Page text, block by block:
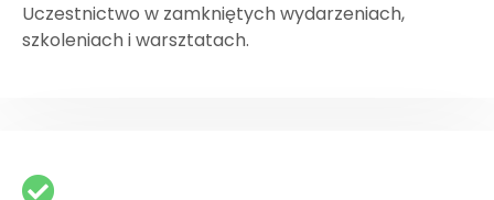
Uczestnictwo w zamkniętych wydarzeniach,
szkoleniach i warsztatach.